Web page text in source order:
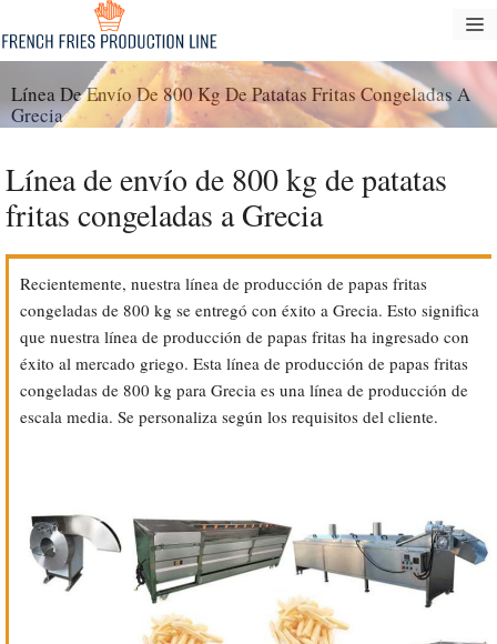
al
contenido
Línea De Envío De 800 Kg De Patatas Fritas Congeladas A
Grecia
Línea de envío de 800 kg de patatas
fritas congeladas a Grecia
Recientemente, nuestra línea de producción de papas fritas
congeladas de 800 kg se entregó con éxito a Grecia. Esto significa
que nuestra línea de producción de papas fritas ha ingresado con
éxito al mercado griego. Esta línea de producción de papas fritas
congeladas de 800 kg para Grecia es una línea de producción de
escala media. Se personaliza según los requisitos del cliente.